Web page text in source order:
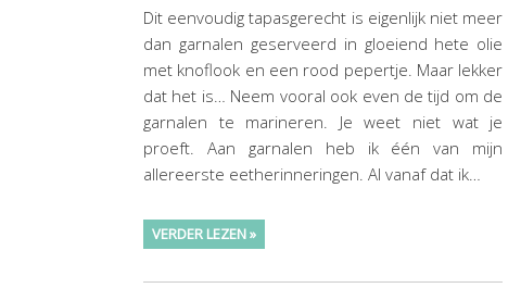
Dit eenvoudig tapasgerecht is eigenlijk niet meer
dan garnalen geserveerd in gloeiend hete olie
met knoflook en een rood pepertje. Maar lekker
dat het is… Neem vooral ook even de tijd om de
garnalen te marineren. Je weet niet wat je
proeft. Aan garnalen heb ik één van mijn
allereerste eetherinneringen. Al vanaf dat ik…
VERDER LEZEN »